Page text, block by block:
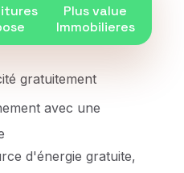
Plus value
Immobilieres
gratuitement
avec une
d'énergie gratuite,